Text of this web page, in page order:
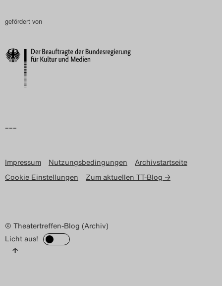
Nutzungsbedingungen
gefördert von
–––
Impressum Nutzungsbedingungen
Archivstartseite
Cookie Einstellungen
Zum aktuellen TT-Blog →
© Theatertreffen-Blog (Archiv)
Licht aus!
↑